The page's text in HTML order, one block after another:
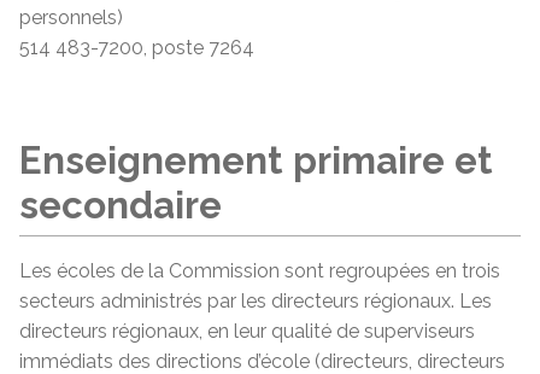
personnels)
514 483-7200, poste 7264
Enseignement primaire et
secondaire
Les écoles de la Commission sont regroupées en trois
secteurs administrés par les directeurs régionaux. Les
directeurs régionaux, en leur qualité de superviseurs
immédiats des directions d’école (directeurs, directeurs